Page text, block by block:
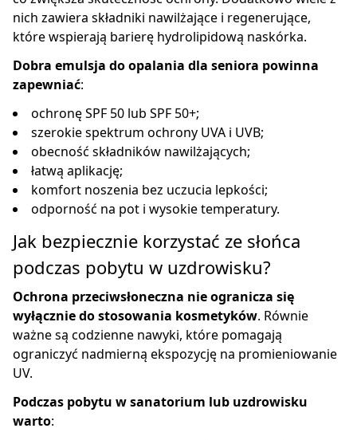
nich zawiera składniki nawilżające i regenerujące,
które wspierają barierę hydrolipidową naskórka.
Dobra emulsja do opalania dla seniora powinna
zapewniać:
ochronę SPF 50 lub SPF 50+;
szerokie spektrum ochrony UVA i UVB;
obecność składników nawilżających;
łatwą aplikację;
komfort noszenia bez uczucia lepkości;
odporność na pot i wysokie temperatury.
Jak bezpiecznie korzystać ze słońca
podczas pobytu w uzdrowisku?
Ochrona przeciwsłoneczna nie ogranicza się
wyłącznie do stosowania kosmetyków. Równie
ważne są codzienne nawyki, które pomagają
ograniczyć nadmierną ekspozycję na promieniowanie
UV.
Podczas pobytu w sanatorium lub uzdrowisku
warto: